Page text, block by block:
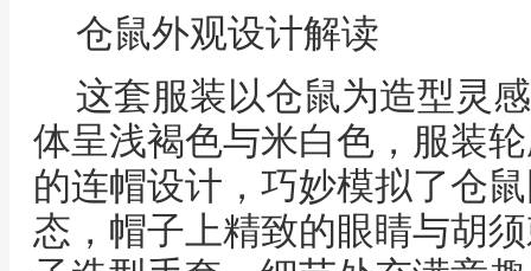
仓鼠外观设计解读
这套服装以仓鼠为造型灵
体呈浅褐色与米白色，服装
的连帽设计，巧妙模拟了仓
态，帽子上精致的眼睛与胡